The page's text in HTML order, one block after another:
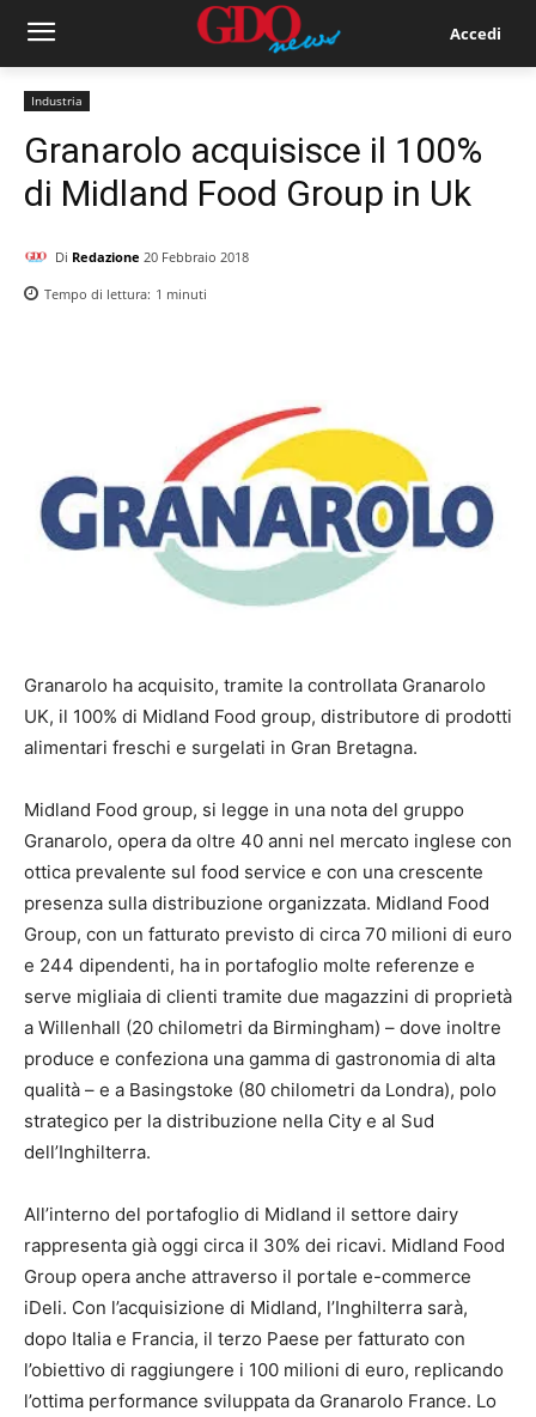
Accedi
Industria
Granarolo acquisisce il 100%
di Midland Food Group in Uk
Di Redazione 20 Febbraio 2018
Tempo di lettura: 1 minuti
Granarolo ha acquisito, tramite la controllata Granarolo
UK, il 100% di Midland Food group, distributore di prodotti
alimentari freschi e surgelati in Gran Bretagna.
Midland Food group, si legge in una nota del gruppo
Granarolo, opera da oltre 40 anni nel mercato inglese con
ottica prevalente sul food service e con una crescente
presenza sulla distribuzione organizzata. Midland Food
Group, con un fatturato previsto di circa 70 milioni di euro
e 244 dipendenti, ha in portafoglio molte referenze e
serve migliaia di clienti tramite due magazzini di proprietà
a Willenhall (20 chilometri da Birmingham) – dove inoltre
produce e confeziona una gamma di gastronomia di alta
qualità – e a Basingstoke (80 chilometri da Londra), polo
strategico per la distribuzione nella City e al Sud
dell’Inghilterra.
All’interno del portafoglio di Midland il settore dairy
rappresenta già oggi circa il 30% dei ricavi. Midland Food
Group opera anche attraverso il portale e-commerce
iDeli. Con l’acquisizione di Midland, l’Inghilterra sarà,
dopo Italia e Francia, il terzo Paese per fatturato con
l’obiettivo di raggiungere i 100 milioni di euro, replicando
l’ottima performance sviluppata da Granarolo France. Lo